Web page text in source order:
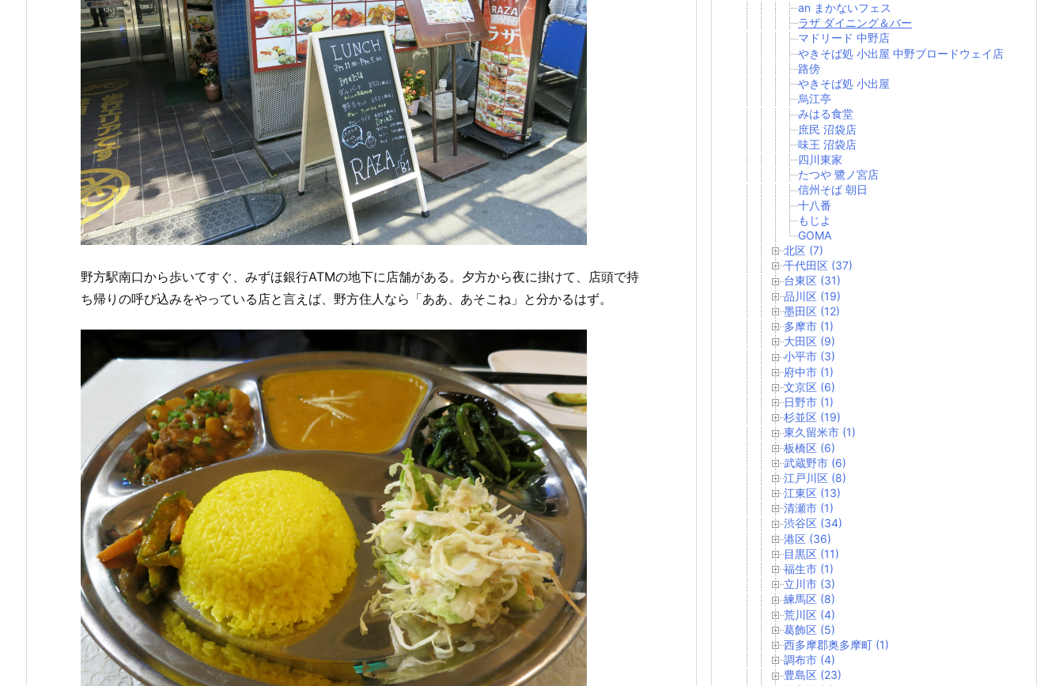
野方駅南口から歩いてすぐ、みずほ銀行ATMの地下に店舗がある。夕方から夜に掛けて、店頭で持
ち帰りの呼び込みをやっている店と言えば、野方住人なら「ああ、あそこね」と分かるはず。
an まかないフェス
ラザ ダイニング＆バー
マドリード 中野店
やきそば処 小出屋 中野ブロードウェイ店
路傍
やきそば処 小出屋
烏江亭
みはる食堂
庶民 沼袋店
味王 沼袋店
四川東家
たつや 鷺ノ宮店
信州そば 朝日
十八番
もじよ
GOMA
北区 (7)
千代田区 (37)
台東区 (31)
品川区 (19)
墨田区 (12)
多摩市 (1)
大田区 (9)
小平市 (3)
府中市 (1)
文京区 (6)
日野市 (1)
杉並区 (19)
東久留米市 (1)
板橋区 (6)
武蔵野市 (6)
江戸川区 (8)
江東区 (13)
清瀬市 (1)
渋谷区 (34)
港区 (36)
目黒区 (11)
福生市 (1)
立川市 (3)
練馬区 (8)
荒川区 (4)
葛飾区 (5)
西多摩郡奥多摩町 (1)
調布市 (4)
豊島区 (23)